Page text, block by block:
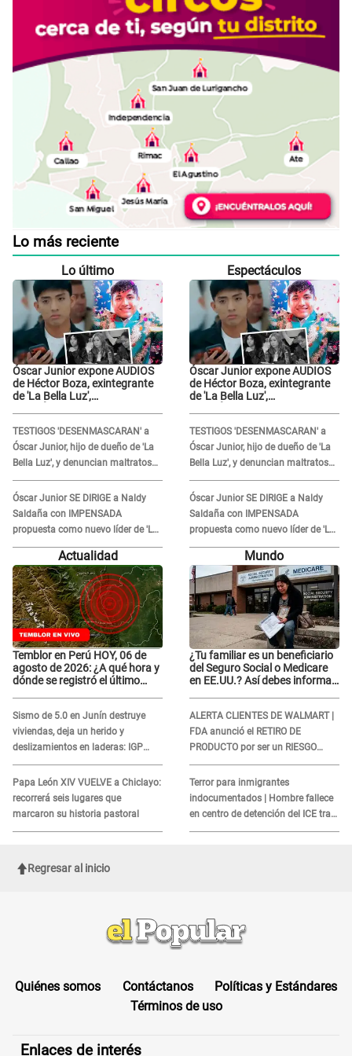
Lo más reciente
Lo último
Óscar Junior expone AUDIOS
de Héctor Boza, exintegrante
de 'La Bella Luz',
"Grábame..."
TESTIGOS 'DESENMASCARAN' a
Óscar Junior, hijo de dueño de 'La
Bella Luz', y denuncian maltratos
en la orquesta: "Los humilla..."
Óscar Junior SE DIRIGE a Naldy
Saldaña con IMPENSADA
propuesta como nuevo líder de 'La
Bella Luz' tras denuncia: "Otro tipo
Espectáculos
Óscar Junior expone AUDIOS
de Héctor Boza, exintegrante
de 'La Bella Luz',
"Grábame..."
TESTIGOS 'DESENMASCARAN' a
Óscar Junior, hijo de dueño de 'La
Bella Luz', y denuncian maltratos
en la orquesta: "Los humilla..."
Óscar Junior SE DIRIGE a Naldy
Saldaña con IMPENSADA
propuesta como nuevo líder de 'La
Bella Luz' tras denuncia: "Otro tipo
Actualidad
Temblor en Perú HOY, 06 de
agosto de 2026: ¿A qué hora y
dónde se registró el último
Sismo de 5.0 en Junín destruye
viviendas, deja un herido y
deslizamientos en laderas: IGP
alerta sobre posibles réplicas
Papa León XIV VUELVE a Chiclayo:
recorrerá seis lugares que
marcaron su historia pastoral
Mundo
¿Tu familiar es un beneficiario
del Seguro Social o Medicare
en EE.UU.? Así debes informar
ALERTA CLIENTES DE WALMART |
FDA anunció el RETIRO DE
PRODUCTO por ser un RIESGO
MORTAL para consumidores: ¿Cuál
es?
Terror para inmigrantes
indocumentados | Hombre fallece
en centro de detención del ICE tras
sufrir una "emergencia médica"
Regresar al inicio
Quiénes somos Contáctanos
Políticas y Estándares
Términos de uso
Enlaces de interés